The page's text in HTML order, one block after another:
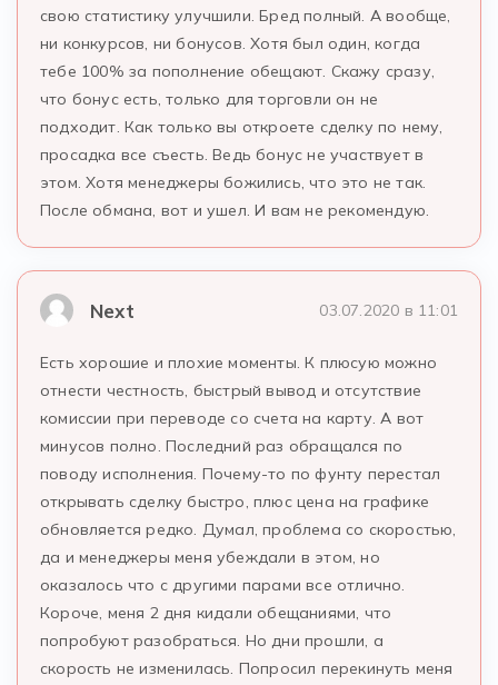
свою статистику улучшили. Бред полный. А вообще,
ни конкурсов, ни бонусов. Хотя был один, когда
тебе 100% за пополнение обещают. Скажу сразу,
что бонус есть, только для торговли он не
подходит. Как только вы откроете сделку по нему,
просадка все съесть. Ведь бонус не участвует в
этом. Хотя менеджеры божились, что это не так.
После обмана, вот и ушел. И вам не рекомендую.
Next 03.07.2020 в 11:01
Есть хорошие и плохие моменты. К плюсую можно
отнести честность, быстрый вывод и отсутствие
комиссии при переводе со счета на карту. А вот
минусов полно. Последний раз обращался по
поводу исполнения. Почему-то по фунту перестал
открывать сделку быстро, плюс цена на графике
обновляется редко. Думал, проблема со скоростью,
да и менеджеры меня убеждали в этом, но
оказалось что с другими парами все отлично.
Короче, меня 2 дня кидали обещаниями, что
попробуют разобраться. Но дни прошли, а
скорость не изменилась. Попросил перекинуть меня